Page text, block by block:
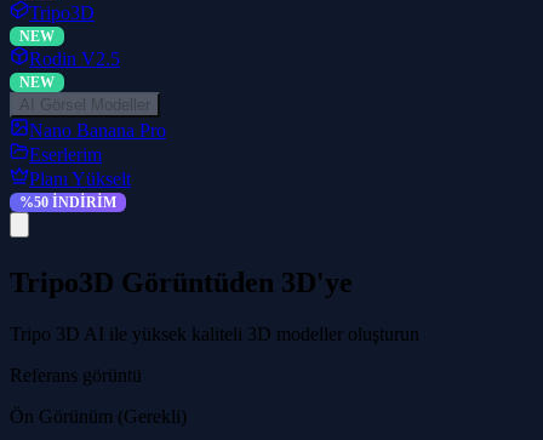
Tripo3D
NEW
Rodin V2.5
NEW
AI Görsel Modeller
Nano Banana Pro
Eserlerim
Planı Yükselt
%50 İNDİRİM
Tripo3D Görüntüden 3D'ye
Tripo 3D AI ile yüksek kaliteli 3D modeller oluşturun
Referans görüntü
Ön Görünüm (Gerekli)